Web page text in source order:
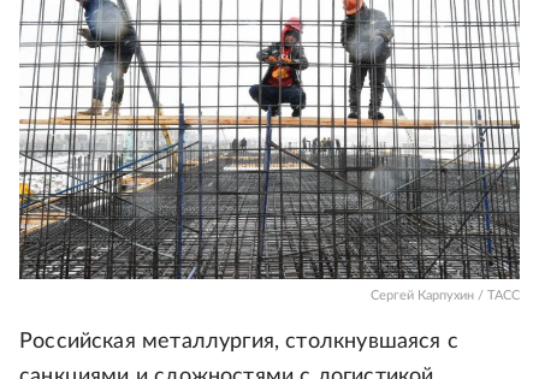
Сергей Карпухин / ТАСС
Российская металлургия, столкнувшаяся с